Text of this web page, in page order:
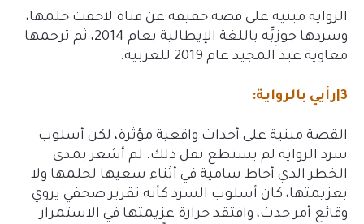
الرواية مبنية على قصة حقيقة عن فتاة لاحقت حلمها،
وسردها جوزِبِّه باللغة الإيطالية بعام 2014، ثم ترجمها
معاوية عبد المجيد عام 2019 للعربية.
3|رأيي بالرواية:
القصة مبنية على أحداث واقعية مؤثرة، لكن أسلوب
سرد الرواية لم يستطع نقل ذلك. لم أشعر بمدى
الخطر الذي أحاط سامية في أثناء سعيها لحلمها ولا
بعزيمتها، كان أسلوب السرد كأنه تقرير صحفي يروي
وقائع أمر حدث، وافتقد حرارة عزيمتها في الاستمرار